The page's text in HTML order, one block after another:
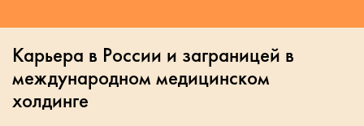
Карьера в России и заграницей в
международном медицинском
холдинге